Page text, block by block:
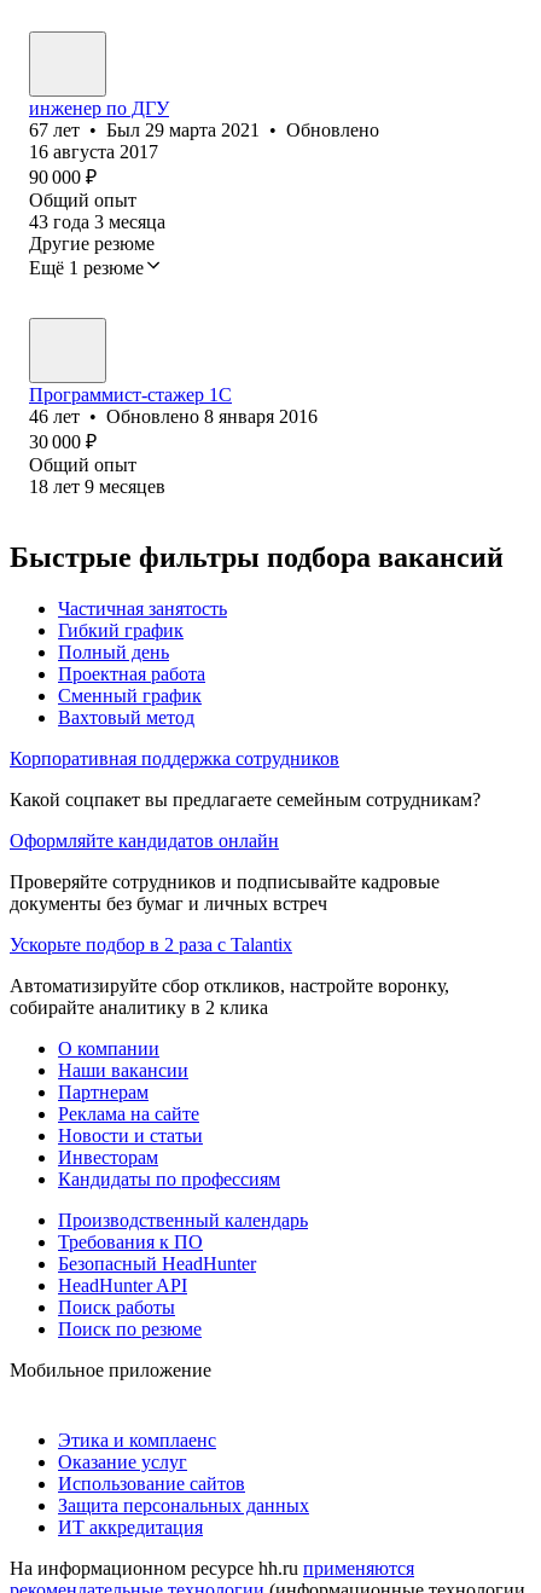
инженер по ДГУ
67 лет • Был 29 марта 2021 • Обновлено
16 августа 2017
90 000 ₽
Общий опыт
43 года 3 месяца
Другие резюме
Ещё 1 резюме
Программист-стажер 1C
46 лет • Обновлено 8 января 2016
30 000 ₽
Общий опыт
18 лет 9 месяцев
Быстрые фильтры подбора вакансий
Частичная занятость
Гибкий график
Полный день
Проектная работа
Сменный график
Вахтовый метод
Корпоративная поддержка сотрудников
Какой соцпакет вы предлагаете семейным сотрудникам?
Оформляйте кандидатов онлайн
Проверяйте сотрудников и подписывайте кадровые
документы без бумаг и личных встреч
Ускорьте подбор в 2 раза с Talantix
Автоматизируйте сбор откликов, настройте воронку,
собирайте аналитику в 2 клика
О компании
Наши вакансии
Партнерам
Реклама на сайте
Новости и статьи
Инвесторам
Кандидаты по профессиям
Производственный календарь
Требования к ПО
Безопасный HeadHunter
HeadHunter API
Поиск работы
Поиск по резюме
Мобильное приложение
Этика и комплаенс
Оказание услуг
Использование сайтов
Защита персональных данных
ИТ аккредитация
На информационном ресурсе hh.ru применяются